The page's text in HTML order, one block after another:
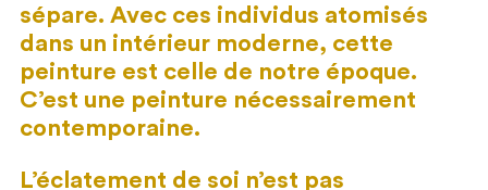
sépare. Avec ces individus atomisés
dans un intérieur moderne, cette
peinture est celle de notre époque.
C’est une peinture nécessairement
contemporaine.
L’éclatement de soi n’est pas